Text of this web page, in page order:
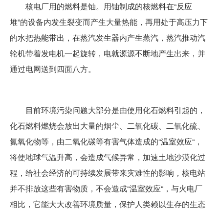
核电厂用的燃料是铀。用铀制成的核燃料在“反应
堆”的设备内发生裂变而产生大量热能，再用处于高压力下
的水把热能带出，在蒸汽发生器内产生蒸汽，蒸汽推动汽
轮机带着发电机一起旋转，电就源源不断地产生出来，并
通过电网送到四面八方。
目前环境污染问题大部分是由使用化石燃料引起的，
化石燃料燃烧会放出大量的烟尘、二氧化碳、二氧化硫、
氮氧化物等，由二氧化碳等有害气体造成的“温室效应“，
将使地球气温升高，会造成气候异常，加速土地沙漠化过
程，给社会经济的可持续发展带来灾难性的影响，核电站
并不排放这些有害物质，不会造成“温室效应“，与火电厂
相比，它能大大改善环境质量，保护人类赖以生存的生态